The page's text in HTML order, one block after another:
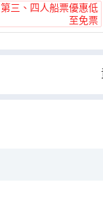
第三、四人船票優惠低
至免票